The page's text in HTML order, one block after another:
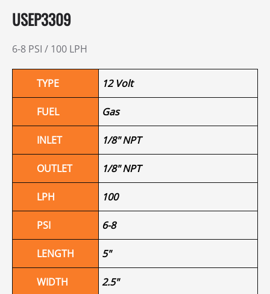
USEP3309
6-8 PSI / 100 LPH
TYPE 12 Volt
FUEL Gas
INLET 1/8" NPT
OUTLET 1/8" NPT
LPH 100
PSI 6-8
LENGTH 5"
WIDTH 2.5"